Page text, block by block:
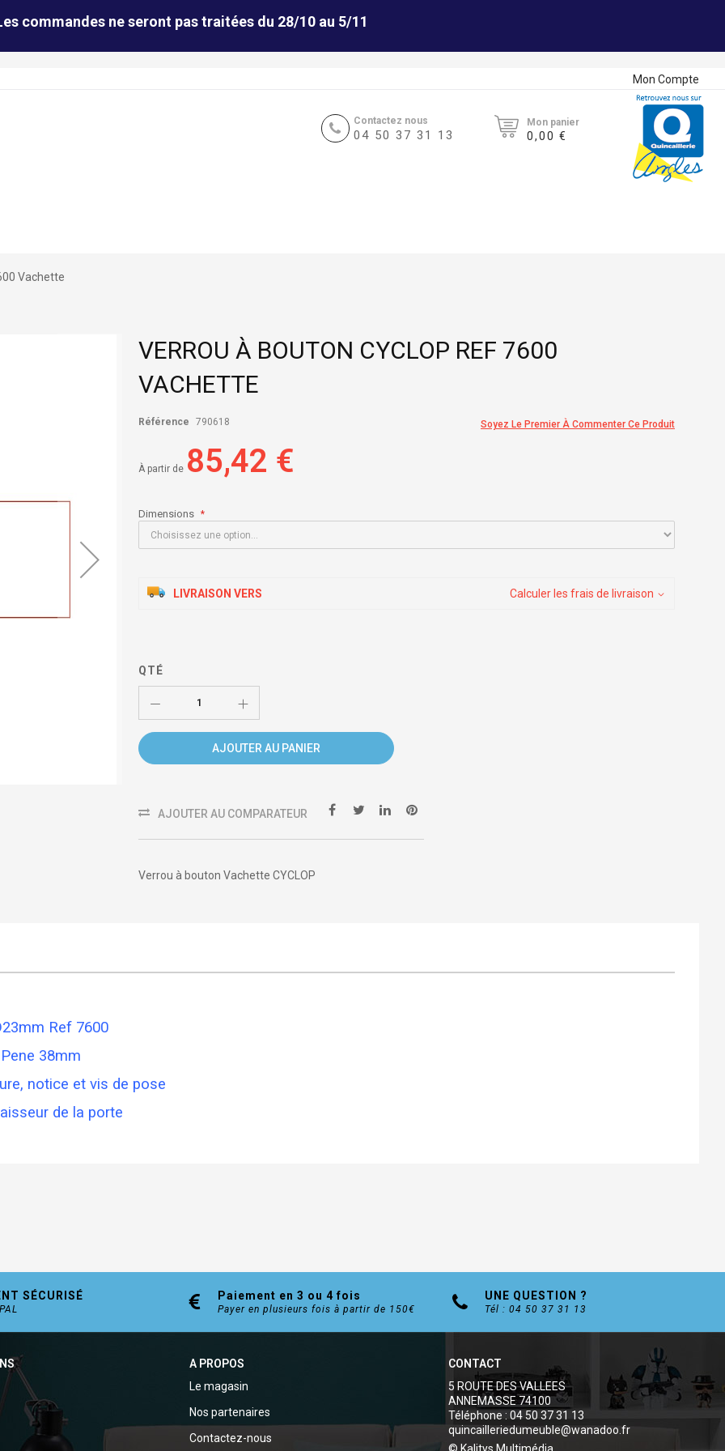
commandes ne seront pas traitées du 28/10 au 5/11
Mon Compte
Contactez nous
04 50 37 31 13
Mon panier
0,00 €
Vachette
VERROU À BOUTON CYCLOP REF 7600
VACHETTE
Soyez Le Premier À Commenter Ce Produit
Référence 790618
À partir de 85,42 €
Dimensions
LIVRAISON VERS Calculer les frais de livraison
QTÉ
AJOUTER AU PANIER
AJOUTER AU COMPARATEUR
Verrou à bouton Vachette CYCLOP
Ref 7600
38mm
notice et vis de pose
de la porte
SÉCURISÉ Paiement en 3 ou 4 fois
Payer en plusieurs fois à partir de 150€
UNE QUESTION ?
Tél : 04 50 37 31 13
A PROPOS
Le magasin
Nos partenaires
Contactez-nous
CONTACT
5 ROUTE DES VALLEES
ANNEMASSE 74100
Téléphone : 04 50 37 31 13
quincailleriedumeuble@wanadoo.fr